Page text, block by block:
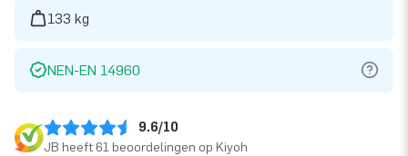
133 kg
NEN-EN 14960
9.6/10
JB heeft 61 beoordelingen op Kiyoh